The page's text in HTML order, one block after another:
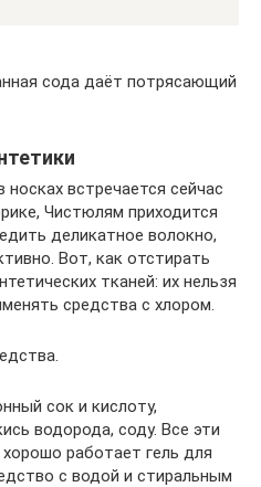
сода даёт потрясающий
встречается сейчас
Чистюлям приходится
деликатное волокно,
Вот, как отстирать
тканей: их нельзя
средства с хлором.
сок и кислоту,
водорода, соду. Все эти
работает гель для
с водой и стиральным